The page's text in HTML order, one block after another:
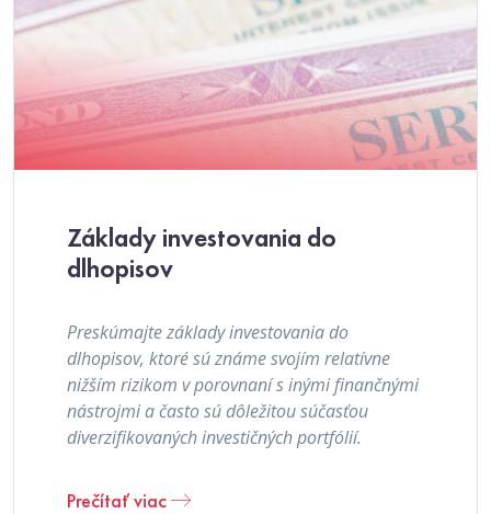
Základy investovania do
dlhopisov
Preskúmajte základy investovania do
dlhopisov, ktoré sú známe svojím relatívne
nižším rizikom v porovnaní s inými finančnými
nástrojmi a často sú dôležitou súčasťou
diverzifikovaných investičných portfólií.
Prečítať viac